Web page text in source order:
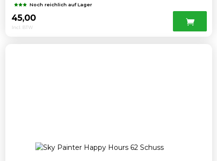
Noch reichlich auf Lager
45,00
Incl. BTW